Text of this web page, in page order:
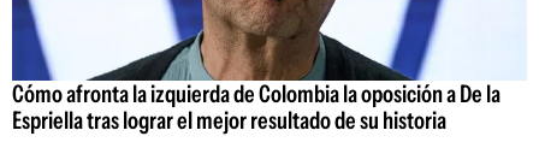
Cómo afronta la izquierda de Colombia la oposición a De la
Espriella tras lograr el mejor resultado de su historia